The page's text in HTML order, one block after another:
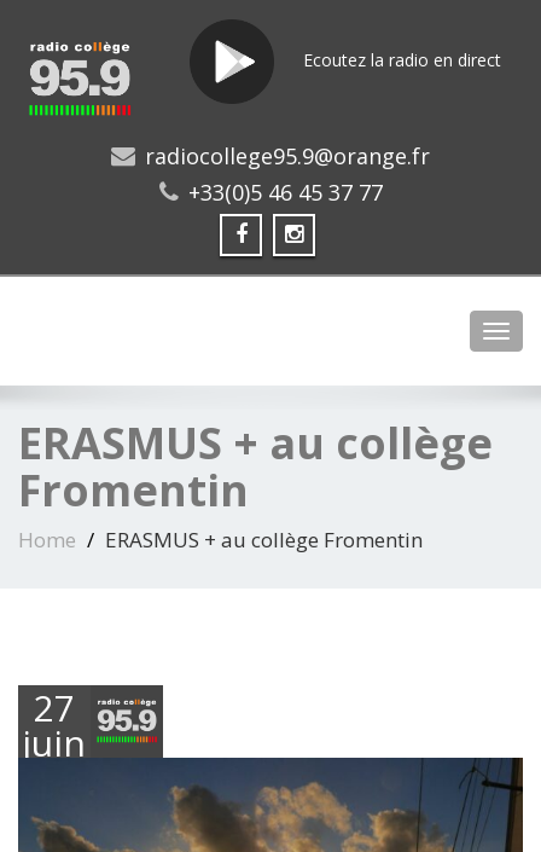
Ecoutez la radio en direct
radiocollege95.9@orange.fr
+33(0)5 46 45 37 77
ERASMUS + au collège
Fromentin
Home ERASMUS + au collège Fromentin
27
juin